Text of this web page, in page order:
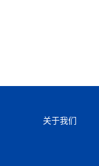
关于我们